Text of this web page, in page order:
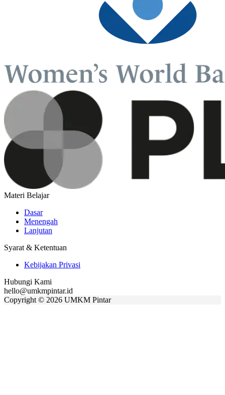
Materi Belajar
Dasar
Menengah
Lanjutan
Syarat & Ketentuan
Kebijakan Privasi
Hubungi Kami
hello@umkmpintar.id
Copyright © 2026 UMKM Pintar